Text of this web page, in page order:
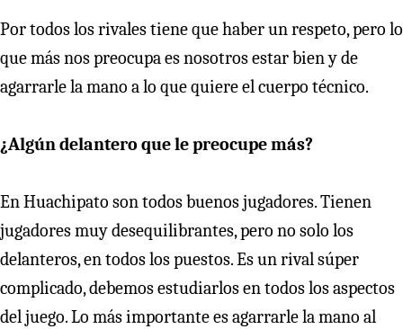
Por todos los rivales tiene que haber un respeto, pero lo
que más nos preocupa es nosotros estar bien y de
agarrarle la mano a lo que quiere el cuerpo técnico.
¿Algún delantero que le preocupe más?
En Huachipato son todos buenos jugadores. Tienen
jugadores muy desequilibrantes, pero no solo los
delanteros, en todos los puestos. Es un rival súper
complicado, debemos estudiarlos en todos los aspectos
del juego. Lo más importante es agarrarle la mano al